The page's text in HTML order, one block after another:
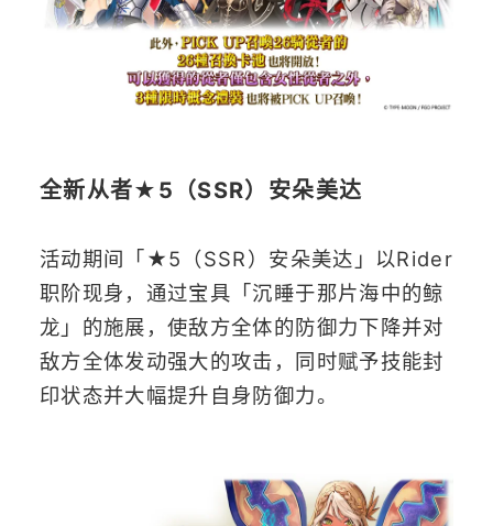
全新从者★5（SSR）安朵美达
活动期间「★5（SSR）安朵美达」以Rider
职阶现身，通过宝具「沉睡于那片海中的鲸
龙」的施展，使敌方全体的防御力下降并对
敌方全体发动强大的攻击，同时赋予技能封
印状态并大幅提升自身防御力。